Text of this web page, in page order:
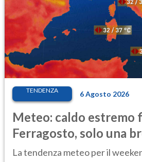
TENDENZA 6 Agosto 2026
Meteo: caldo estremo
Ferragosto, solo una
Ecco dove
La tendenza meteo per il